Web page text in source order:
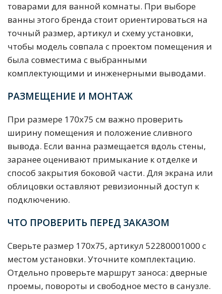
товарами для ванной комнаты. При выборе
ванны этого бренда стоит ориентироваться на
точный размер, артикул и схему установки,
чтобы модель совпала с проектом помещения и
была совместима с выбранными
комплектующими и инженерными выводами.
РАЗМЕЩЕНИЕ И МОНТАЖ
При размере 170х75 см важно проверить
ширину помещения и положение сливного
вывода. Если ванна размещается вдоль стены,
заранее оценивают примыкание к отделке и
способ закрытия боковой части. Для экрана или
облицовки оставляют ревизионный доступ к
подключению.
ЧТО ПРОВЕРИТЬ ПЕРЕД ЗАКАЗОМ
Сверьте размер 170х75, артикул 52280001000 с
местом установки. Уточните комплектацию.
Отдельно проверьте маршрут заноса: дверные
проемы, повороты и свободное место в санузле.